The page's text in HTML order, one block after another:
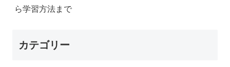
ら学習方法まで
カテゴリー